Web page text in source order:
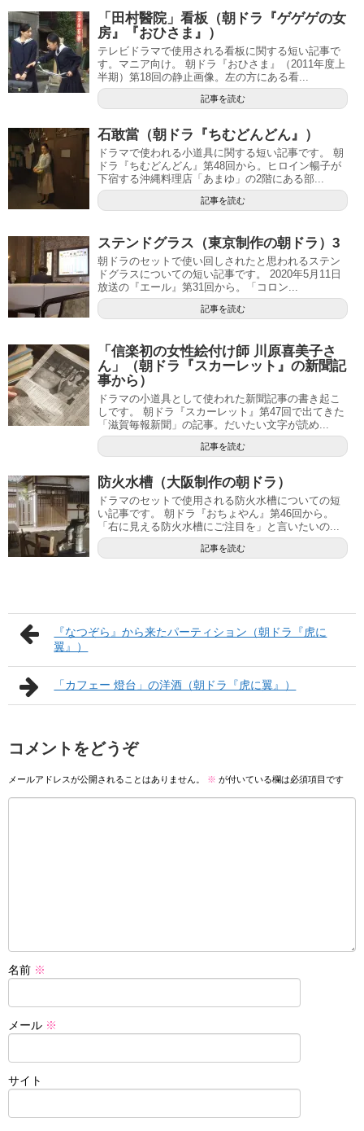
「田村醫院」看板（朝ドラ『ゲゲゲの女
房』『おひさま』）
テレビドラマで使用される看板に関する短い記事で
す。マニア向け。 朝ドラ『おひさま』（2011年度上
半期）第18回の静止画像。左の方にある看...
記事を読む
石敢當（朝ドラ『ちむどんどん』）
ドラマで使われる小道具に関する短い記事です。 朝
ドラ『ちむどんどん』第48回から。ヒロイン暢子が
下宿する沖縄料理店「あまゆ」の2階にある部...
記事を読む
ステンドグラス（東京制作の朝ドラ）3
朝ドラのセットで使い回しされたと思われるステン
ドグラスについての短い記事です。 2020年5月11日
放送の『エール』第31回から。「コロン...
記事を読む
「信楽初の女性絵付け師 川原喜美子さ
ん」（朝ドラ『スカーレット』の新聞記
事から）
ドラマの小道具として使われた新聞記事の書き起こ
しです。 朝ドラ『スカーレット』第47回で出てきた
「滋賀毎報新聞」の記事。だいたい文字が読め...
記事を読む
防火水槽（大阪制作の朝ドラ）
ドラマのセットで使用される防火水槽についての短
い記事です。 朝ドラ『おちょやん』第46回から。
「右に見える防火水槽にご注目を」と言いたいの...
記事を読む
『なつぞら』から来たパーティション（朝ドラ『虎に
翼』）
「カフェー 燈台」の洋酒（朝ドラ『虎に翼』）
コメントをどうぞ
メールアドレスが公開されることはありません。 ※ が付いている欄は必須項目です
名前 ※
メール ※
サイト